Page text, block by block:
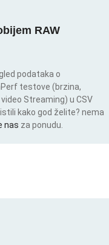
RAW
podataka o
testove (brzina,
Streaming) u CSV
kako god želite? nema
nas za ponudu.